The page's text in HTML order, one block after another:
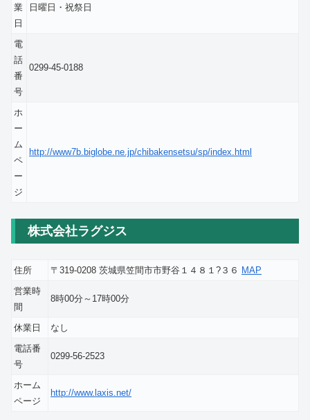
業
日
日曜日・祝祭日
電
話
番
号
0299-45-0188
ホ
ー
ム
ペ
ー
ジ
http://www7b.biglobe.ne.jp/chibakensetsu/sp/index.html
株式会社ラグジス
住所 〒319-0208 茨城県笠間市市野谷１４８１?３６ MAP
営業時
間
8時00分～17時00分
休業日
なし
電話番
号
0299-56-2523
ホーム
ページ
http://www.laxis.net/